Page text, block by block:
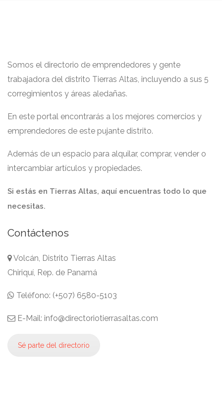
Somos el directorio de emprendedores y gente
trabajadora del distrito Tierras Altas, incluyendo a sus 5
corregimientos y áreas aledañas.
En este portal encontrarás a los mejores comercios y
emprendedores de este pujante distrito.
Además de un espacio para alquilar, comprar, vender o
intercambiar artículos y propiedades.
Si estás en Tierras Altas, aquí encuentras todo lo que
necesitas.
Contáctenos
Volcán, Distrito Tierras Altas
Chiriquí, Rep. de Panamá
Teléfono: (+507) 6580-5103
E-Mail: info@directoriotierrasaltas.com
Sé parte del directorio